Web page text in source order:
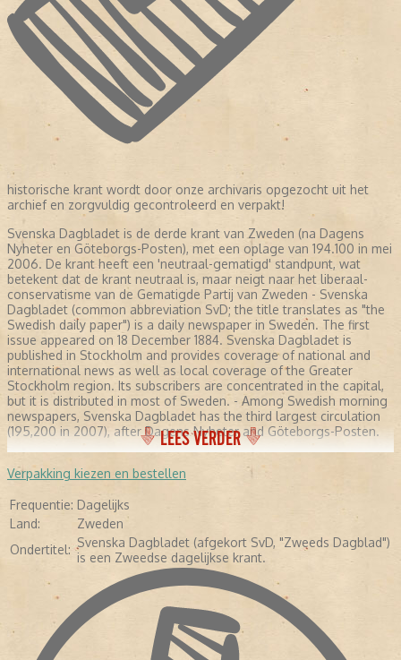
historische krant wordt door onze archivaris opgezocht uit het
archief en zorgvuldig gecontroleerd en verpakt!
Svenska Dagbladet is de derde krant van Zweden (na Dagens
Nyheter en Göteborgs-Posten), met een oplage van 194.100 in mei
2006. De krant heeft een 'neutraal-gematigd' standpunt, wat
betekent dat de krant neutraal is, maar neigt naar het liberaal-
conservatisme van de Gematigde Partij van Zweden - Svenska
Dagbladet (common abbreviation SvD; the title translates as "the
Swedish daily paper") is a daily newspaper in Sweden. The first
issue appeared on 18 December 1884. Svenska Dagbladet is
published in Stockholm and provides coverage of national and
international news as well as local coverage of the Greater
Stockholm region. Its subscribers are concentrated in the capital,
but it is distributed in most of Sweden. - Among Swedish morning
newspapers, Svenska Dagbladet has the third largest circulation
(195,200 in 2007), after Dagens Nyheter and Göteborgs-Posten.
LEES VERDER
Verpakking kiezen en bestellen
Frequentie: Dagelijks
Land:
Zweden
Ondertitel: Svenska Dagbladet (afgekort SvD, "Zweeds Dagblad")
is een Zweedse dagelijkse krant.